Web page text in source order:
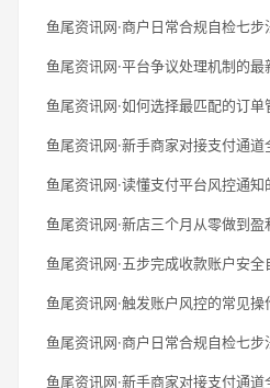
鱼尾资讯网·商户日常合规自检七步
鱼尾资讯网·平台争议处理机制的最
鱼尾资讯网·如何选择最匹配的订单
鱼尾资讯网·新手商家对接支付通道
鱼尾资讯网·读懂支付平台风控通
鱼尾资讯网·新店三个月从零做到
鱼尾资讯网·五步完成收款账户安全
鱼尾资讯网·触发账户风控的常见操
鱼尾资讯网·商户日常合规自检七步
鱼尾资讯网·新手商家对接支付通道